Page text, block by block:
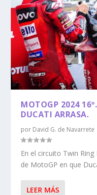
MOTOGP 2024
DUCATI ARRASA.
por David G. de Navarrete
En el circuito Twin
de MotoGP en que
LEER MÁS